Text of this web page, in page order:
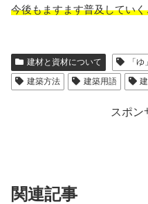
今後もますます普及してい
建材と資材について 「ゆ」
建築方法
建築用語
スポン
関連記事